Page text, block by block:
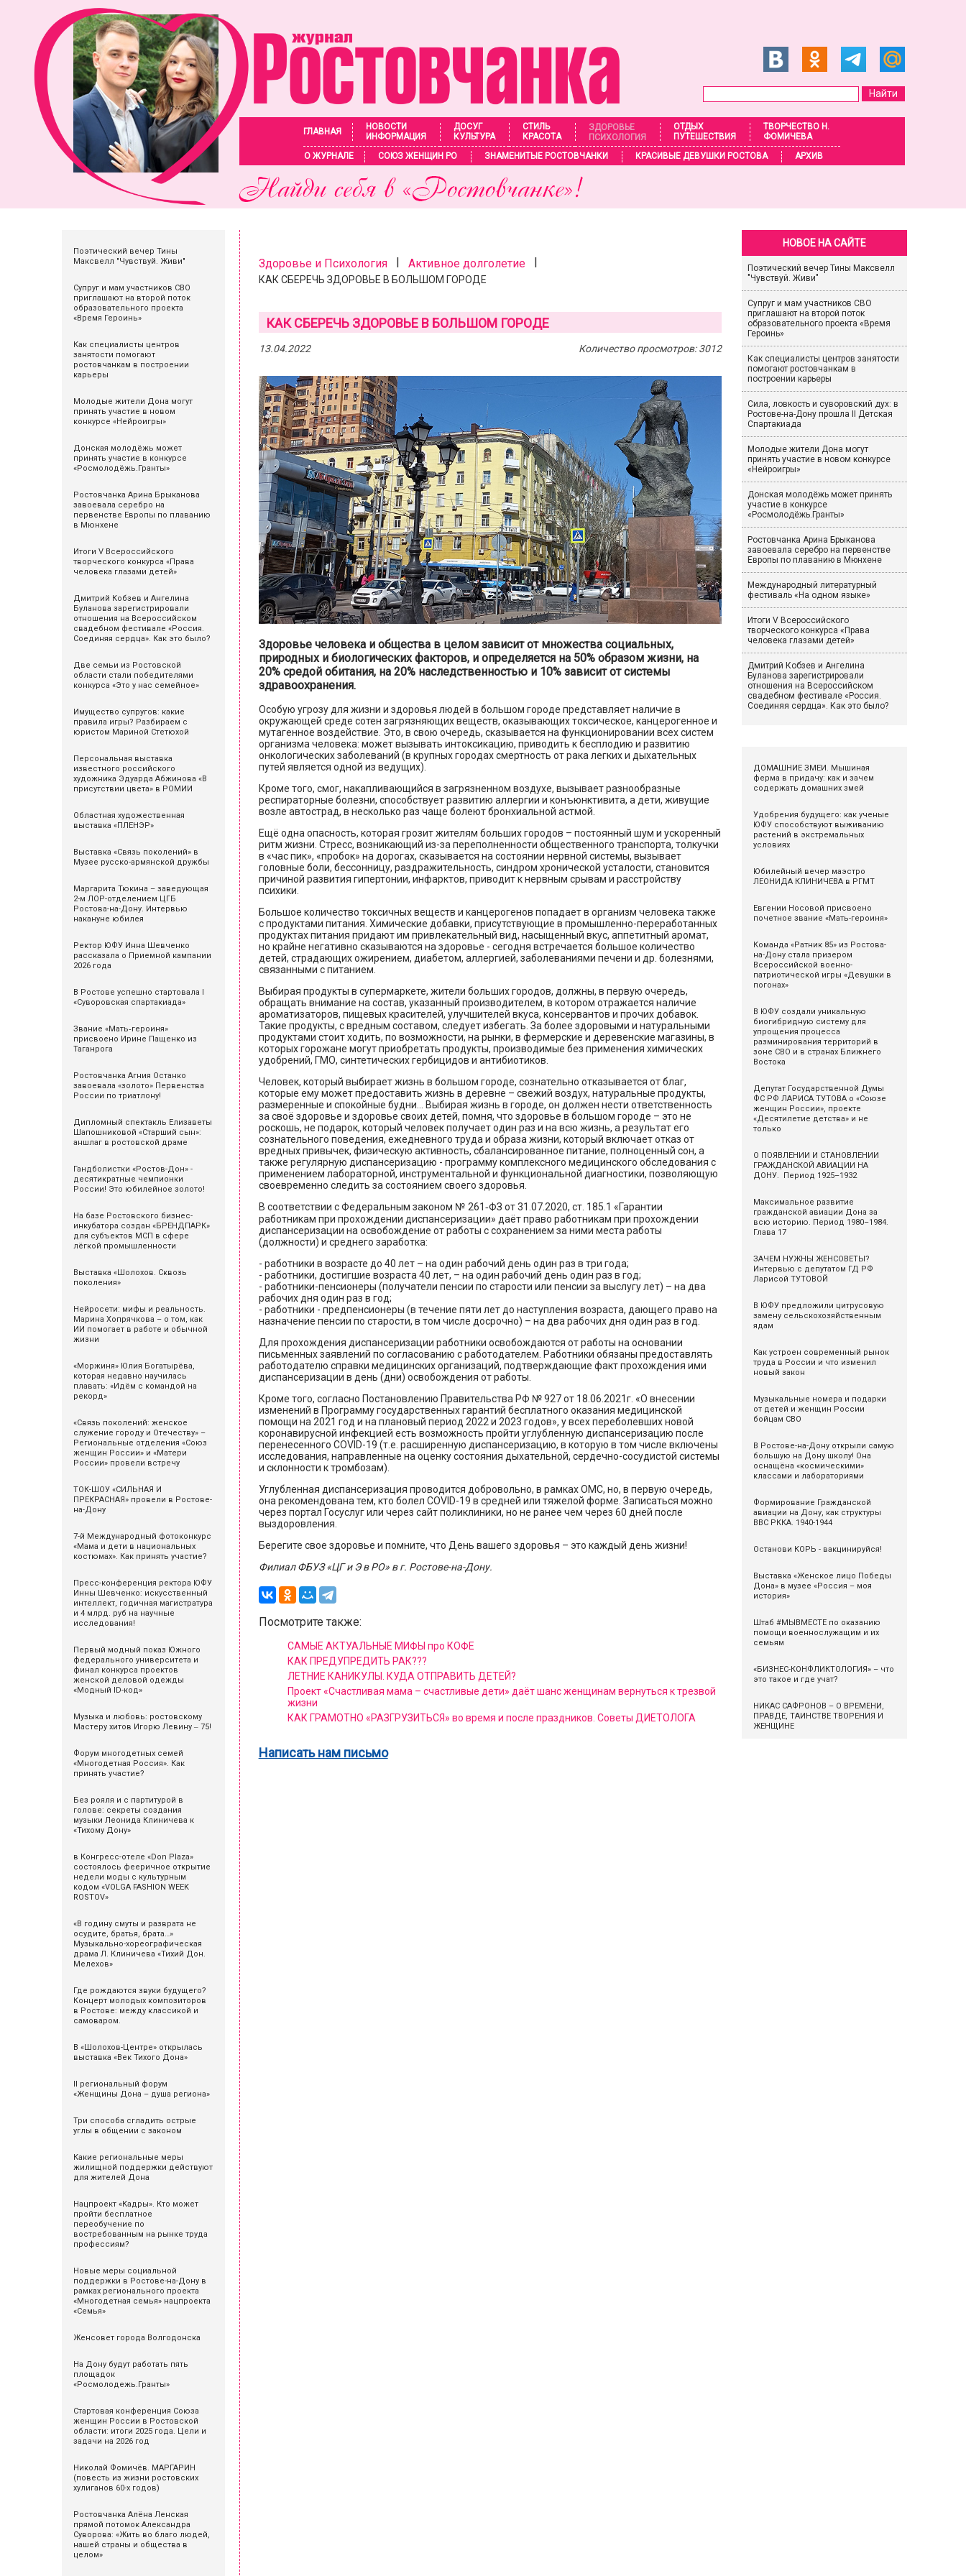
ГЛАВНАЯ
НОВОСТИ
ИНФОРМАЦИЯ
ДОСУГ
КУЛЬТУРА
СТИЛЬ
КРАСОТА
ЗДОРОВЬЕ
ПСИХОЛОГИЯ
ОТДЫХ
ПУТЕШЕСТВИЯ
ТВОРЧЕСТВО Н.
ФОМИЧЕВА
О ЖУРНАЛЕ
СОЮЗ ЖЕНЩИН РО ЗНАМЕНИТЫЕ РОСТОВЧАНКИ КРАСИВЫЕ ДЕВУШКИ РОСТОВА АРХИВ
Поэтический вечер Тины
Максвелл "Чувствуй. Живи"
Супруг и мам участников СВО
приглашают на второй поток
образовательного проекта
«Время Героинь»
Как специалисты центров
занятости помогают
ростовчанкам в построении
карьеры
Молодые жители Дона могут
принять участие в новом
конкурсе «Нейроигры»
Донская молодёжь может
принять участие в конкурсе
«Росмолодёжь.Гранты»
Ростовчанка Арина Брыканова
завоевала серебро на
первенстве Европы по плаванию
в Мюнхене
Итоги V Всероссийского
творческого конкурса «Права
человека глазами детей»
Дмитрий Кобзев и Ангелина
Буланова зарегистрировали
отношения на Всероссийском
свадебном фестивале «Россия.
Соединяя сердца». Как это было?
Две семьи из Ростовской
области стали победителями
конкурса «Это у нас семейное»
Имущество супругов: какие
правила игры? Разбираем с
юристом Мариной Стетюхой
Персональная выставка
известного российского
художника Эдуарда Абжинова «В
присутствии цвета» в РОМИИ
Областная художественная
выставка «ПЛЕНЭР»
Выставка «Связь поколений» в
Музее русско-армянской дружбы
Маргарита Тюкина – заведующая
2-м ЛОР-отделением ЦГБ
Ростова-на-Дону. Интервью
накануне юбилея
Ректор ЮФУ Инна Шевченко
рассказала о Приемной кампании
2026 года
В Ростове успешно стартовала I
«Суворовская спартакиада»
Звание «Мать‑героиня»
присвоено Ирине Пащенко из
Таганрога
Ростовчанка Агния Останко
завоевала «золото» Первенства
России по триатлону!
Дипломный спектакль Елизаветы
Шапошниковой «Старший сын»:
аншлаг в ростовской драме
Гандболистки «Ростов-Дон» -
десятикратные чемпионки
России! Это юбилейное золото!
На базе Ростовского бизнес-
инкубатора создан «БРЕНДПАРК»
для субъектов МСП в сфере
лёгкой промышленности
Выставка «Шолохов. Сквозь
поколения»
Нейросети: мифы и реальность.
Марина Хопрячкова – о том, как
ИИ помогает в работе и обычной
жизни
«Моржиня» Юлия Богатырёва,
которая недавно научилась
плавать: «Идём с командой на
рекорд»
«Связь поколений: женское
служение городу и Отечеству» –
Региональные отделения «Союз
женщин России» и «Матери
России» провели встречу
ТОК-ШОУ «СИЛЬНАЯ И
ПРЕКРАСНАЯ» провели в Ростове-
на-Дону
7-й Международный фотоконкурс
«Мама и дети в национальных
костюмах». Как принять участие?
Пресс-конференция ректора ЮФУ
Инны Шевченко: искусственный
интеллект, годичная магистратура
и 4 млрд. руб на научные
исследования!
Первый модный показ Южного
федерального университета и
финал конкурса проектов
женской деловой одежды
«Модный ID-код»
Музыка и любовь: ростовскому
Мастеру хитов Игорю Левину ‒ 75!
Форум многодетных семей
«Многодетная Россия». Как
принять участие?
Без рояля и с партитурой в
голове: секреты создания
музыки Леонида Клиничева к
«Тихому Дону»
в Конгресс-отеле «Don Plaza»
состоялось фееричное открытие
недели моды с культурным
кодом «VOLGA FASHION WEEK
ROSTOV»
«В годину смуты и разврата не
осудите, братья, брата…»
Музыкально-хореографическая
драма Л. Клиничева «Тихий Дон.
Мелехов»
Где рождаются звуки будущего?
Концерт молодых композиторов
в Ростове: между классикой и
самоваром.
В «Шолохов-Центре» открылась
выставка «Век Тихого Дона»
II региональный форум
«Женщины Дона – душа региона»
Три способа сгладить острые
углы в общении с законом
Какие региональные меры
жилищной поддержки действуют
для жителей Дона
Нацпроект «Кадры». Кто может
пройти бесплатное
переобучение по
востребованным на рынке труда
профессиям?
Новые меры социальной
поддержки в Ростове-на-Дону в
рамках регионального проекта
«Многодетная семья» нацпроекта
«Семья»
Женсовет города Волгодонска
На Дону будут работать пять
площадок
«Росмолодежь.Гранты»
Стартовая конференция Союза
женщин России в Ростовской
области: итоги 2025 года. Цели и
задачи на 2026 год
Николай Фомичёв. МАРГАРИН
(повесть из жизни ростовских
хулиганов 60-х годов)
Ростовчанка Алёна Ленская
прямой потомок Александра
Суворова: «Жить во благо людей,
нашей страны и общества в
целом»
Здоровье и Психология| Активное долголетие|
КАК СБЕРЕЧЬ ЗДОРОВЬЕ В БОЛЬШОМ ГОРОДЕ
КАК СБЕРЕЧЬ ЗДОРОВЬЕ В БОЛЬШОМ ГОРОДЕ
13.04.2022 Количество просмотров: 3012
Здоровье человека и общества в целом зависит от множества социальных,
природных и биологических факторов, и определяется на 50% образом жизни, на
20% средой обитания, на 20% наследственностью и 10% зависит от системы
здравоохранения.
Особую угрозу для жизни и здоровья людей в большом городе представляет наличие в
окружающей среде сотен загрязняющих веществ, оказывающих токсическое, канцерогенное и
мутагенное воздействие. Это, в свою очередь, сказывается на функционировании всех систем
организма человека: может вызывать интоксикацию, приводить к бесплодию и развитию
онкологических заболеваний (в крупных городах смертность от рака легких и дыхательных
путей является одной из ведущих).
Кроме того, смог, накапливающийся в загрязненном воздухе, вызывает разнообразные
респираторные болезни, способствует развитию аллергии и конъюнктивита, а дети, живущие
возле автострад, в несколько раз чаще болеют бронхиальной астмой.
Ещё одна опасность, которая грозит жителям больших городов – постоянный шум и ускоренный
ритм жизни. Стресс, возникающий из-за переполненности общественного транспорта, толкучки
в «час пик», «пробок» на дорогах, сказывается на состоянии нервной системы, вызывает
головные боли, бессонницу, раздражительность, синдром хронической усталости, становится
причиной развития гипертонии, инфарктов, приводит к нервным срывам и расстройству
психики.
Большое количество токсичных веществ и канцерогенов попадает в организм человека также
с продуктами питания. Химические добавки, присутствующие в промышленно-переработанных
продуктах питания придают им привлекательный вид, насыщенный вкус, аппетитный аромат,
но крайне негативно сказываются на здоровье - сегодня встречается большое количество
детей, страдающих ожирением, диабетом, аллергией, заболеваниями печени и др. болезнями,
связанными с питанием.
Выбирая продукты в супермаркете, жители больших городов, должны, в первую очередь,
обращать внимание на состав, указанный производителем, в котором отражается наличие
ароматизаторов, пищевых красителей, улучшителей вкуса, консервантов и прочих добавок.
Такие продукты, с вредным составом, следует избегать. За более здоровыми и натуральными
продуктами стоит ходить, по возможности, на рынки, в фермерские и деревенские магазины, в
которых горожане могут приобретать продукты, производимые без применения химических
удобрений, ГМО, синтетических гербицидов и антибиотиков.
Человек, который выбирает жизнь в большом городе, сознательно отказывается от благ,
которые ему может предоставить жизнь в деревне – свежий воздух, натуральные продукты,
размеренные и спокойные будни… Выбирая жизнь в городе, он должен нести ответственность
за своё здоровье и здоровье своих детей, помня, что здоровье в большом городе – это не
роскошь, не подарок, который человек получает один раз и на всю жизнь, а результат его
сознательного поведения, ежедневного труда и образа жизни, который включает отказ от
вредных привычек, физическую активность, сбалансированное питание, полноценный сон, а
также регулярную диспансеризацию - программу комплексного медицинского обследования с
применением лабораторной, инструментальной и функциональной диагностики, позволяющую
своевременно следить за состоянием своего здоровья.
В соответствии с Федеральным законом № 261‑ФЗ от 31.07.2020, ст. 185.1 «Гарантии
работникам при прохождении диспансеризации» даёт право работникам при прохождении
диспансеризации на освобождение от работы с сохранением за ними места работы
(должности) и среднего заработка:
- работники в возрасте до 40 лет – на один рабочий день один раз в три года;
- работники, достигшие возраста 40 лет, – на один рабочий день один раз в год;
- работники-пенсионеры (получатели пенсии по старости или пенсии за выслугу лет) – на два
рабочих дня один раз в год;
- работники - предпенсионеры (в течение пяти лет до наступления возраста, дающего право на
назначение пенсии по старости, в том числе досрочно) – на два рабочих дня один раз в год.
Для прохождения диспансеризации работники освобождаются от работы на основании
письменных заявлений по согласованию с работодателем. Работники обязаны предоставлять
работодателю справки медицинских организаций, подтверждающие факт прохождения ими
диспансеризации в день (дни) освобождения от работы.
Кроме того, согласно Постановлению Правительства РФ № 927 от 18.06.2021г. «О внесении
изменений в Программу государственных гарантий бесплатного оказания медицинской
помощи на 2021 год и на плановый период 2022 и 2023 годов», у всех переболевших новой
коронавирусной инфекцией есть возможность пройти углубленную диспансеризацию после
перенесенного COVID-19 (т.е. расширенную диспансеризацию, в которую в том числе включены
исследования, направленные на оценку состояния дыхательной, сердечно-сосудистой системы
и склонности к тромбозам).
Углубленная диспансеризация проводится добровольно, в рамках ОМС, но, в первую очередь,
она рекомендована тем, кто болел COVID-19 в средней или тяжелой форме. Записаться можно
через портал Госуслуг или через сайт поликлиники, но не ранее чем через 60 дней после
выздоровления.
Берегите свое здоровье и помните, что День вашего здоровья – это каждый день жизни!
Филиал ФБУЗ «ЦГ и Э в РО» в г. Ростове-на-Дону.
Посмотрите также:
САМЫЕ АКТУАЛЬНЫЕ МИФЫ про КОФЕ
КАК ПРЕДУПРЕДИТЬ РАК???
ЛЕТНИЕ КАНИКУЛЫ. КУДА ОТПРАВИТЬ ДЕТЕЙ?
Проект «Счастливая мама – счастливые дети» даёт шанс женщинам вернуться к трезвой
жизни
КАК ГРАМОТНО «РАЗГРУЗИТЬСЯ» во время и после праздников. Советы ДИЕТОЛОГА
Написать нам письмо
НОВОЕ НА САЙТЕ
Поэтический вечер Тины Максвелл
"Чувствуй. Живи"
Супруг и мам участников СВО
приглашают на второй поток
образовательного проекта «Время
Героинь»
Как специалисты центров занятости
помогают ростовчанкам в
построении карьеры
Сила, ловкость и суворовский дух: в
Ростове-на-Дону прошла II Детская
Спартакиада
Молодые жители Дона могут
принять участие в новом конкурсе
«Нейроигры»
Донская молодёжь может принять
участие в конкурсе
«Росмолодёжь.Гранты»
Ростовчанка Арина Брыканова
завоевала серебро на первенстве
Европы по плаванию в Мюнхене
Международный литературный
фестиваль «На одном языке»
Итоги V Всероссийского
творческого конкурса «Права
человека глазами детей»
Дмитрий Кобзев и Ангелина
Буланова зарегистрировали
отношения на Всероссийском
свадебном фестивале «Россия.
Соединяя сердца». Как это было?
ДОМАШНИЕ ЗМЕИ. Мышиная
ферма в придачу: как и зачем
содержать домашних змей
Удобрения будущего: как ученые
ЮФУ способствуют выживанию
растений в экстремальных
условиях
Юбилейный вечер маэстро
ЛЕОНИДА КЛИНИЧЕВА в РГМТ
Евгении Носовой присвоено
почетное звание «Мать-героиня»
Команда «Ратник 85» из Ростова-
на-Дону стала призером
Всероссийской военно-
патриотической игры «Девушки в
погонах»
В ЮФУ создали уникальную
биогибридную систему для
упрощения процесса
разминирования территорий в
зоне СВО и в странах Ближнего
Востока
Депутат Государственной Думы
ФС РФ ЛАРИСА ТУТОВА о «Союзе
женщин России», проекте
«Десятилетие детства» и не
только
О ПОЯВЛЕНИИ И СТАНОВЛЕНИИ
ГРАЖДАНСКОЙ АВИАЦИИ НА
ДОНУ. Период 1925–1932
Максимальное развитие
гражданской авиации Дона за
всю историю. Период 1980–1984.
Глава 17
ЗАЧЕМ НУЖНЫ ЖЕНСОВЕТЫ?
Интервью с депутатом ГД РФ
Ларисой ТУТОВОЙ
В ЮФУ предложили цитрусовую
замену сельскохозяйственным
ядам
Как устроен современный рынок
труда в России и что изменил
новый закон
Музыкальные номера и подарки
от детей и женщин России
бойцам СВО
В Ростове-на-Дону открыли самую
большую на Дону школу! Она
оснащёна «космическими»
классами и лабораториями
Формирование Гражданской
авиации на Дону, как структуры
ВВС РККА. 1940-1944
Останови КОРЬ - вакцинируйся!
Выставка «Женское лицо Победы
Дона» в музее «Россия – моя
история»
Штаб #МЫВМЕСТЕ по оказанию
помощи военнослужащим и их
семьям
«БИЗНЕС-КОНФЛИКТОЛОГИЯ» – что
это такое и где учат?
НИКАС САФРОНОВ – О ВРЕМЕНИ,
ПРАВДЕ, ТАИНСТВЕ ТВОРЕНИЯ И
ЖЕНЩИНЕ